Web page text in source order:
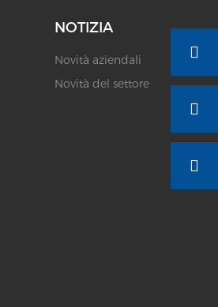
NOTIZIA
Novità aziendali
Novità del settore